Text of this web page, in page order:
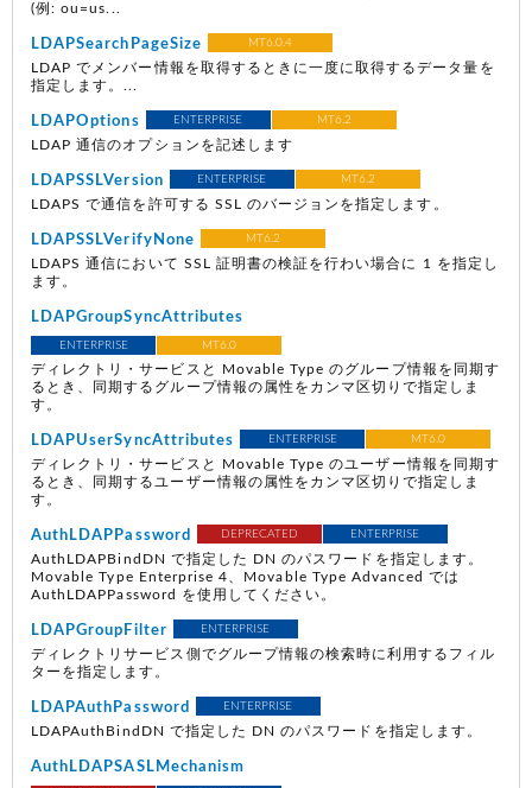
(例: ou=us...
LDAPSearchPageSize MT6.0.4
LDAP でメンバー情報を取得するときに一度に取得するデータ量を
指定します。...
LDAPOptions ENTERPRISE MT6.2
LDAP 通信のオプションを記述します
LDAPSSLVersion ENTERPRISE MT6.2
LDAPS で通信を許可する SSL のバージョンを指定します。
LDAPSSLVerifyNone MT6.2
LDAPS 通信において SSL 証明書の検証を行わい場合に 1 を指定し
ます。
LDAPGroupSyncAttributes
ENTERPRISE MT6.0
ディレクトリ・サービスと Movable Type のグループ情報を同期す
るとき、同期するグループ情報の属性をカンマ区切りで指定しま
す。
LDAPUserSyncAttributes ENTERPRISE MT6.0
ディレクトリ・サービスと Movable Type のユーザー情報を同期す
るとき、同期するユーザー情報の属性をカンマ区切りで指定しま
す。
AuthLDAPPassword DEPRECATED ENTERPRISE
AuthLDAPBindDN で指定した DN のパスワードを指定します。
Movable Type Enterprise 4、Movable Type Advanced では
AuthLDAPPassword を使用してください。
LDAPGroupFilter ENTERPRISE
ディレクトリサービス側でグループ情報の検索時に利用するフィル
ターを指定します。
LDAPAuthPassword ENTERPRISE
LDAPAuthBindDN で指定した DN のパスワードを指定します。
AuthLDAPSASLMechanism